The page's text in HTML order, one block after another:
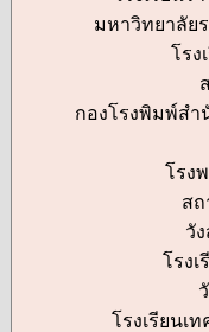
มหาวิทยาลัย
โรง
กองโรงพิมพ์สำ
โรง
สถ
วั
โรง
โรงเรียนเ